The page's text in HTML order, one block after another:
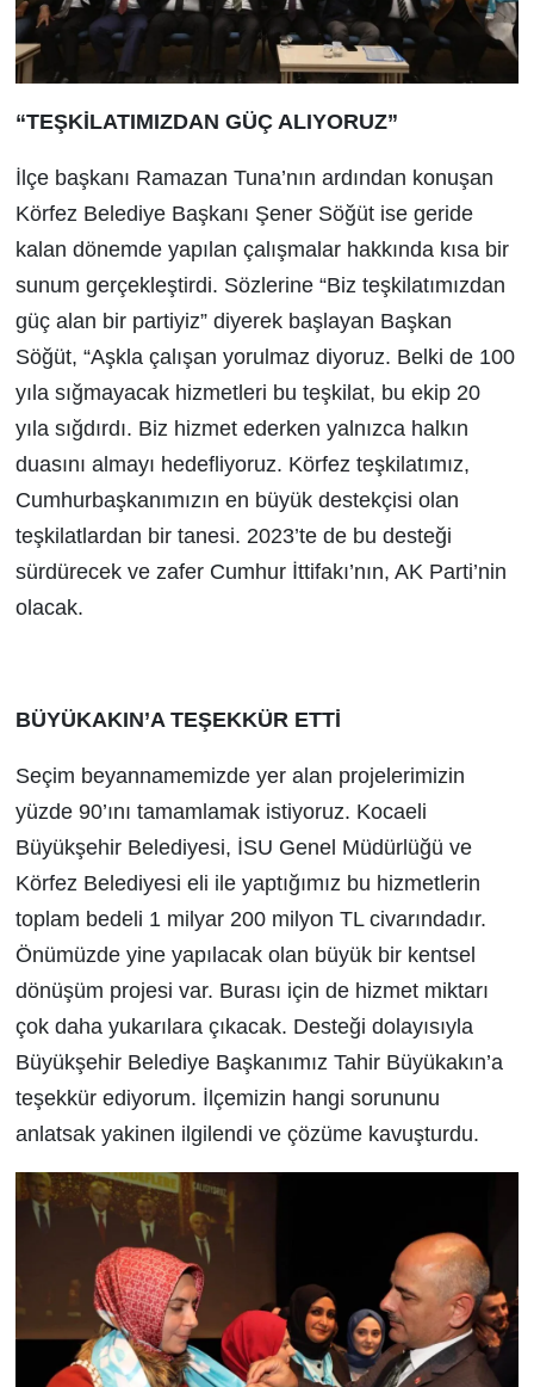
“TEŞKİLATIMIZDAN GÜÇ ALIYORUZ”
İlçe başkanı Ramazan Tuna’nın ardından konuşan
Körfez Belediye Başkanı Şener Söğüt ise geride
kalan dönemde yapılan çalışmalar hakkında kısa bir
sunum gerçekleştirdi. Sözlerine “Biz teşkilatımızdan
güç alan bir partiyiz” diyerek başlayan Başkan
Söğüt, “Aşkla çalışan yorulmaz diyoruz. Belki de 100
yıla sığmayacak hizmetleri bu teşkilat, bu ekip 20
yıla sığdırdı. Biz hizmet ederken yalnızca halkın
duasını almayı hedefliyoruz. Körfez teşkilatımız,
Cumhurbaşkanımızın en büyük destekçisi olan
teşkilatlardan bir tanesi. 2023’te de bu desteği
sürdürecek ve zafer Cumhur İttifakı’nın, AK Parti’nin
olacak.
BÜYÜKAKIN’A TEŞEKKÜR ETTİ
Seçim beyannamemizde yer alan projelerimizin
yüzde 90’ını tamamlamak istiyoruz. Kocaeli
Büyükşehir Belediyesi, İSU Genel Müdürlüğü ve
Körfez Belediyesi eli ile yaptığımız bu hizmetlerin
toplam bedeli 1 milyar 200 milyon TL civarındadır.
Önümüzde yine yapılacak olan büyük bir kentsel
dönüşüm projesi var. Burası için de hizmet miktarı
çok daha yukarılara çıkacak. Desteği dolayısıyla
Büyükşehir Belediye Başkanımız Tahir Büyükakın’a
teşekkür ediyorum. İlçemizin hangi sorununu
anlatsak yakinen ilgilendi ve çözüme kavuşturdu.